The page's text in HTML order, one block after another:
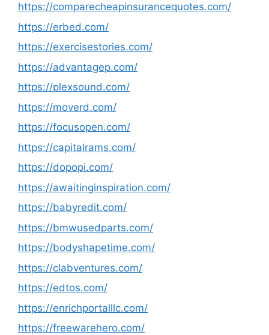
https://comparecheapinsurancequotes.com/
https://erbed.com/
https://exercisestories.com/
https://advantagep.com/
https://plexsound.com/
https://moverd.com/
https://focusopen.com/
https://capitalrams.com/
https://dopopi.com/
https://awaitinginspiration.com/
https://babyredit.com/
https://bmwusedparts.com/
https://bodyshapetime.com/
https://clabventures.com/
https://edtos.com/
https://enrichportalllc.com/
https://freewarehero.com/